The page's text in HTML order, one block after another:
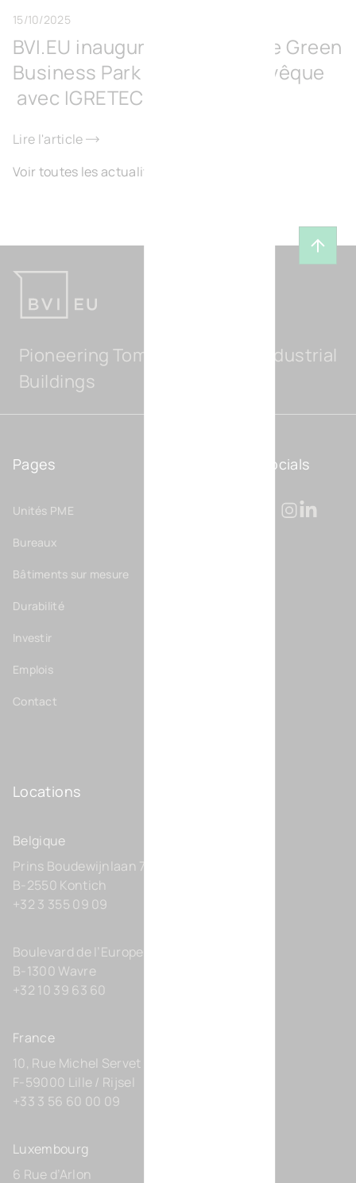
15/10/2025
BVI.EU inaugure le Surschiste Green
Business Park à Fontaine-l’Évêque
avec IGRETEC
Lire l'article
Voir toutes les actualités
Pioneering Tomorrow's Light Industrial
Buildings
Pages
Unités PME
Bureaux
Bâtiments sur mesure
Durabilité
Investir
Emplois
Contact
Socials
Locations
Belgique
Prins Boudewijnlaan 7 C0201
B-2550 Kontich
+32 3 355 09 09
Boulevard de l’Europe 131-D21
B-1300 Wavre
+32 10 39 63 60
France
10, Rue Michel Servet
F-59000 Lille / Rijsel
+33 3 56 60 00 09
Luxembourg
6 Rue d’Arlon